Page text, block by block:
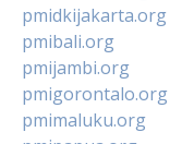
pmidkijakarta.org
pmibali.org
pmijambi.org
pmigorontalo.org
pmimaluku.org